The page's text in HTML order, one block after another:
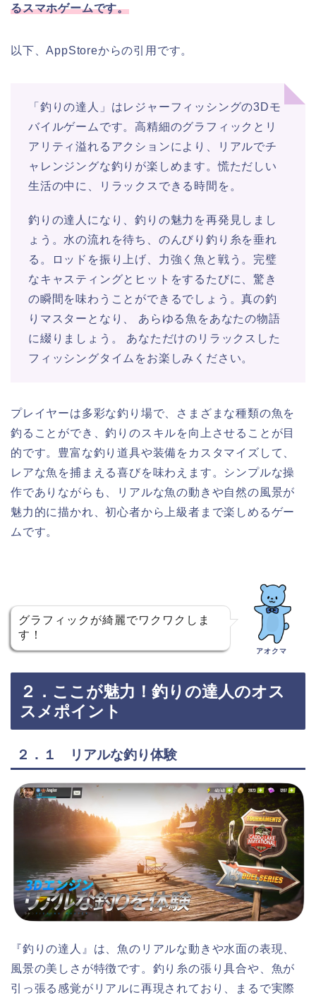
るスマホゲームです。
以下、AppStoreからの引用です。
「釣りの達人」はレジャーフィッシングの3Dモ
バイルゲームです。高精細のグラフィックとリ
アリティ溢れるアクションにより、リアルでチ
ャレンジングな釣りが楽しめます。慌ただしい
生活の中に、リラックスできる時間を。
釣りの達人になり、釣りの魅力を再発見しまし
ょう。水の流れを待ち、のんびり釣り糸を垂れ
る。ロッドを振り上げ、力強く魚と戦う。完璧
なキャスティングとヒットをするたびに、驚き
の瞬間を味わうことができるでしょう。真の釣
りマスターとなり、 あらゆる魚をあなたの物語
に綴りましょう。 あなただけのリラックスした
フィッシングタイムをお楽しみください。
プレイヤーは多彩な釣り場で、さまざまな種類の魚を
釣ることができ、釣りのスキルを向上させることが目
的です。豊富な釣り道具や装備をカスタマイズして、
レアな魚を捕まえる喜びを味わえます。シンプルな操
作でありながらも、リアルな魚の動きや自然の風景が
魅力的に描かれ、初心者から上級者まで楽しめるゲー
ムです。
グラフィックが綺麗でワクワクしま
す！
アオクマ
２．ここが魅力！釣りの達人のオス
スメポイント
２．１ リアルな釣り体験
『釣りの達人』は、魚のリアルな動きや水面の表現、
風景の美しさが特徴です。釣り糸の張り具合や、魚が
引っ張る感覚がリアルに再現されており、まるで実際